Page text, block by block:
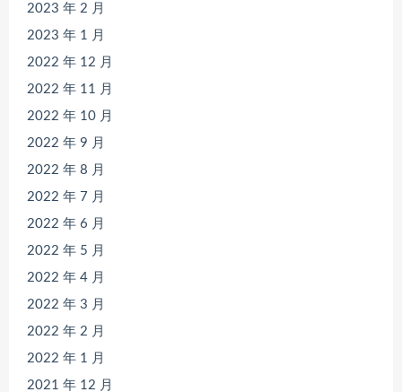
2023 年 2 月
2023 年 1 月
2022 年 12 月
2022 年 11 月
2022 年 10 月
2022 年 9 月
2022 年 8 月
2022 年 7 月
2022 年 6 月
2022 年 5 月
2022 年 4 月
2022 年 3 月
2022 年 2 月
2022 年 1 月
2021 年 12 月